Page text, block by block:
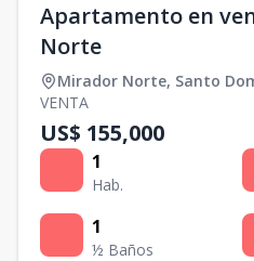
Apartamento en
Norte
Mirador Norte, Santo
VENTA
US$ 155,000
1
Hab.
1
½ Baños